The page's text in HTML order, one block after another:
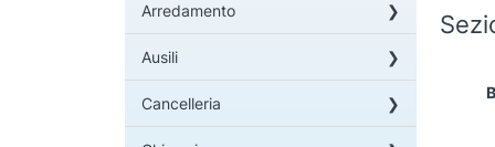
Arredamento
Ausili
Cancelleria